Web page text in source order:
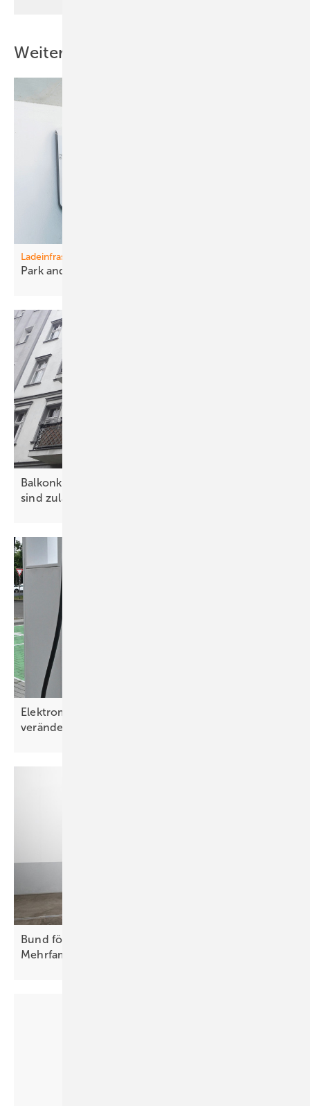
Weitere Inhalte
Ladeinfrastruktur
Park and Ride – and
Balkonkraftwerk: Solarmodule mit Schukosteckern
sind zulässig
Elektromobilität: Zielgruppe und Nutzung
verändern
Bund fördert Ladepunkte in
Mehrfamilienhäusern